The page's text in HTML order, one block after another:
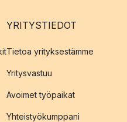
YRITYSTIEDOT
Tietoa yrityksestämme
Yritysvastuu
Avoimet työpaikat
Yhteistyökumppani